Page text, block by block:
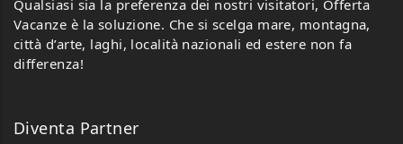
Qualsiasi sia la preferenza dei nostri visitatori, Offerta
Vacanze è la soluzione. Che si scelga mare, montagna,
città d’arte, laghi, località nazionali ed estere non fa
differenza!
Diventa Partner